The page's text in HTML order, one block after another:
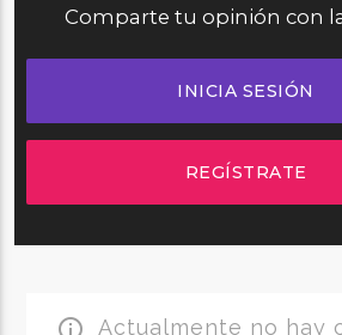
Comparte tu opinión con
INICIA SESIÓN
REGÍSTRATE
info_outline Actualmente no hay